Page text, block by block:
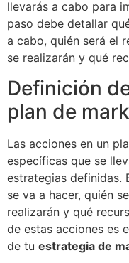
llevarás a cabo para
paso debe detallar
a cabo, quién será el
se realizarán y qué
Definición
plan de
Las acciones en un
específicas que se
estrategias definidas.
se va a hacer, quién
realizarán y qué
de estas acciones es
de tu estrategia de